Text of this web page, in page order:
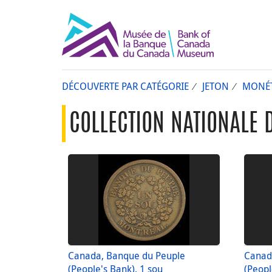
DÉCOUVERTE PAR CATÉGORIE JETON
COLLECTION NATIONALE
Canada, Banque du Peuple
(People's Bank), 1 sou